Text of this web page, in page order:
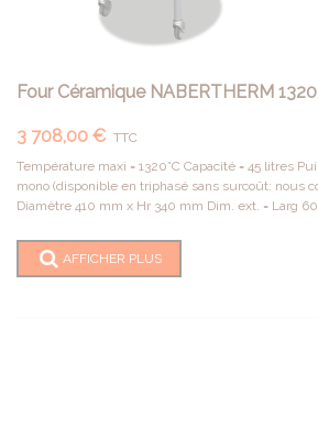
Four Céramique NABERTHERM
3 708,00 € TTC
Température maxi = 1320°C Capacité = 45 litres
mono (disponible en triphasé sans surcoût: nous
Diamètre 410 mm x Hr 340 mm Dim. ext. = Larg
AFFICHER PLUS